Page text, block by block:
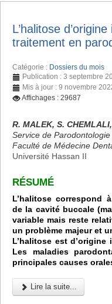
L’halitose
traitement en
Catégorie : Dossiers du mois
Publication : 3 septembre
Mis à jour : 9 novembre
Affichages : 29687
R. MALEK, S.
Service de Parodontologie
Faculté de Médecine
Université Hassan II
RÉSUMÉ
L’halitose correspond
de la cavité buccale
variable mais reste
un problème majeur et
L’halitose est
Les maladies
principales causes
Lire la suite...